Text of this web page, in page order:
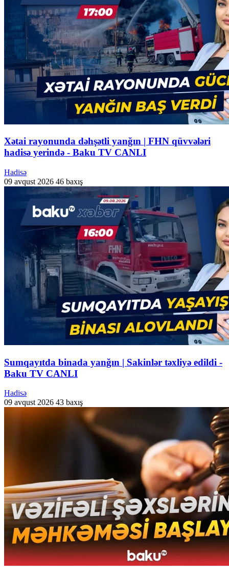
Xətai rayonunda dəhşətli yanğın | FHN qüvvələri
hadisə yerində - Baku TV CANLI
Hadisə
09 avqust 2026 46 baxış
Sumqayıtda binada yanğın | Sakinlər təxliyə edildi -
Baku TV CANLI
Hadisə
09 avqust 2026 43 baxış